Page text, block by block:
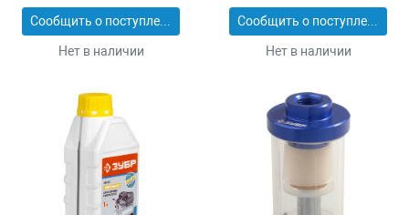
Сообщить о поступлении
Нет в наличии
06458-H5
Сообщить о поступлении
Нет в наличии